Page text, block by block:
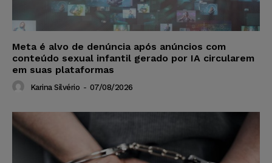
Meta é alvo de denúncia após anúncios com
conteúdo sexual infantil gerado por IA circularem
em suas plataformas
Karina Silvério - 07/08/2026